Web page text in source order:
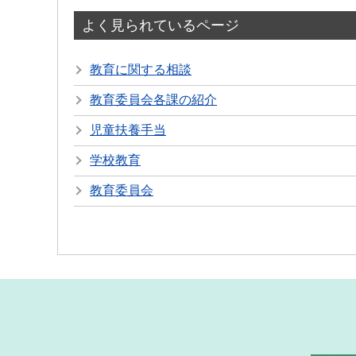
よく見られているページ
教育に関する相談
教育委員会各課の紹介
児童扶養手当
学校教育
教育委員会